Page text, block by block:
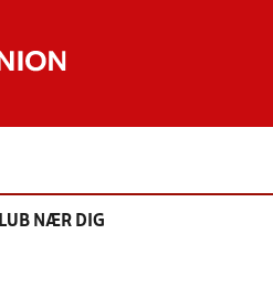
NÆR DIG